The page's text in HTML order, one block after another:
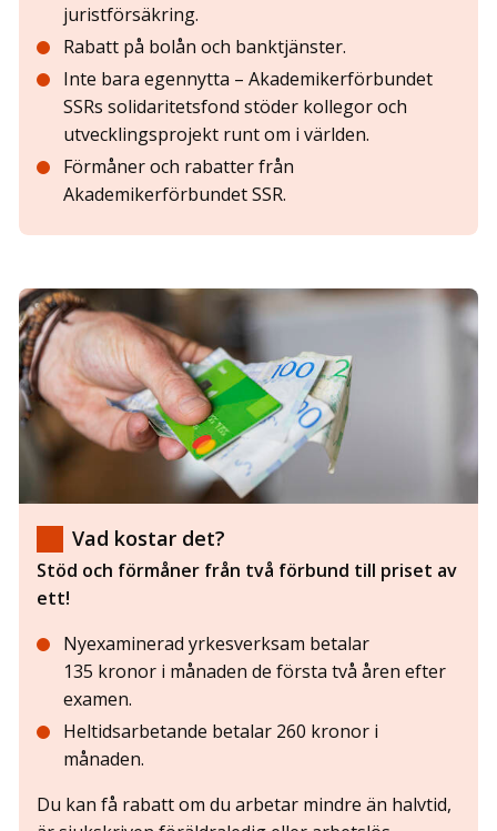
juristförsäkring.
Rabatt på bolån och banktjänster.
Inte bara egennytta – Akademikerförbundet
SSRs solidaritetsfond stöder kollegor och
utvecklingsprojekt runt om i världen.
Förmåner och rabatter från
Akademikerförbundet SSR.
Vad kostar det?
Stöd och förmåner från två förbund till priset av
ett!
Nyexaminerad yrkesverksam betalar
135 kronor i månaden de första två åren efter
examen.
Heltidsarbetande betalar 260 kronor i
månaden.
Du kan få rabatt om du arbetar mindre än halvtid,